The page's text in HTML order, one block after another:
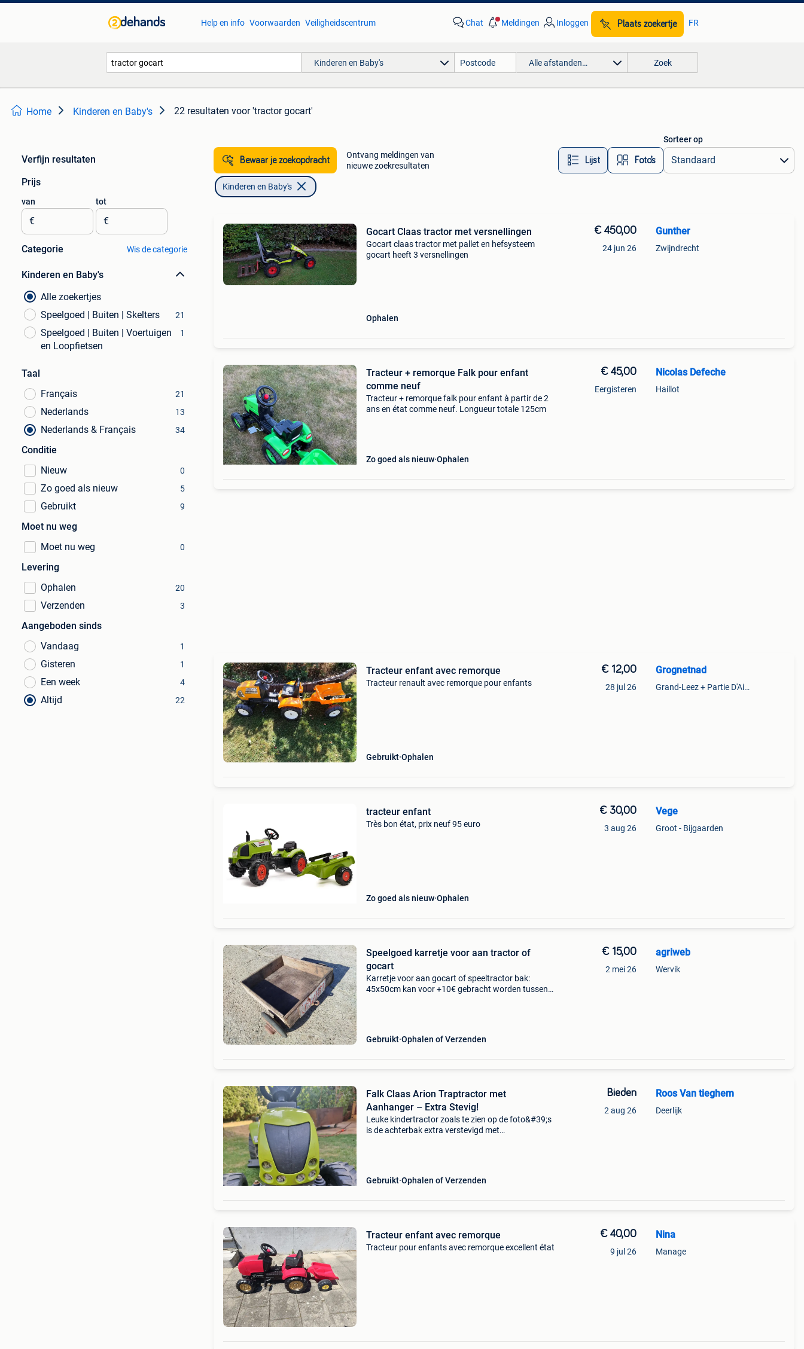
Help en info Voorwaarden Veiligheidscentrum Chat Meldingen Inloggen Plaats zoekertje FR
Kinderen en Baby's Alle afstanden… Zoek
Home Kinderen en Baby's 22 resultaten voor 'tractor gocart'
Verfijn resultaten
Prijs
van
€
tot
€
Categorie Wis de categorie
Kinderen en Baby's
Alle zoekertjes
Speelgoed | Buiten | Skelters
21
Speelgoed | Buiten | Voertuigen
en Loopfietsen
1
Taal
Français
21
Nederlands 13
Nederlands & Français 34
Conditie
Nieuw
0
Zo goed als nieuw 5
Gebruikt 9
Moet nu weg
Moet nu weg
0
Levering
Ophalen
20
Verzenden 3
Aangeboden sinds
Vandaag
1
Gisteren 1
Een week 4
Altijd 22
Bewaar je zoekopdracht
Ontvang meldingen van
nieuwe zoekresultaten
Lijst Foto’s
Sorteer op
Kinderen en Baby's
Gocart Claas tractor met versnellingen
Gocart claas tractor met pallet en hefsysteem
gocart heeft 3 versnellingen
Ophalen
€ 450,00
24 jun 26
Gunther
Zwijndrecht
Tracteur + remorque Falk pour enfant
comme neuf
Tracteur + remorque falk pour enfant à partir de 2
ans en état comme neuf. Longueur totale 125cm
Zo goed als nieuw Ophalen
€ 45,00
Eergisteren
Nicolas Defeche
Haillot
Tracteur enfant avec remorque
Tracteur renault avec remorque pour enfants
Gebruikt Ophalen
€ 12,00
28 jul 26
Grognetnad
Grand-Leez + Partie D'Aische-En-Refail
tracteur enfant
Très bon état, prix neuf 95 euro
Zo goed als nieuw Ophalen
€ 30,00
3 aug 26
Vege
Groot - Bijgaarden
Speelgoed karretje voor aan tractor of
gocart
Karretje voor aan gocart of speeltractor bak:
45x50cm kan voor +10€ gebracht worden tussen
Gebruikt Ophalen of Verzenden
€ 15,00
2 mei 26
agriweb
Wervik
Falk Claas Arion Traptractor met
Aanhanger – Extra Stevig!
Leuke kindertractor zoals te zien op de foto&#39;s
is de achterbak extra verstevigd met
Gebruikt Ophalen of Verzenden
Bieden
2 aug 26
Roos Van tieghem
Deerlijk
Tracteur enfant avec remorque
Tracteur pour enfants avec remorque excellent état
€ 40,00
9 jul 26
Nina
Manage